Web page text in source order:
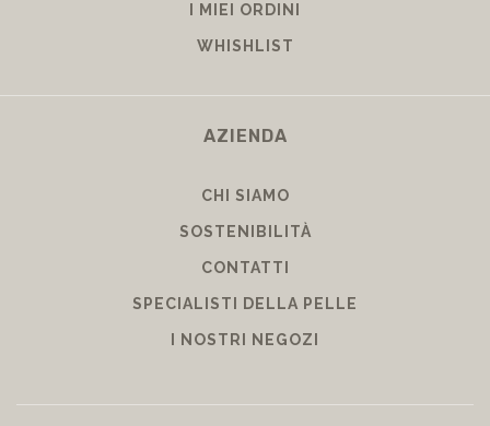
I MIEI ORDINI
WHISHLIST
AZIENDA
CHI SIAMO
SOSTENIBILITÀ
CONTATTI
SPECIALISTI DELLA PELLE
I NOSTRI NEGOZI